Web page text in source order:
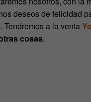
deseos de felicidad
Tendremos a la venta
cosas.